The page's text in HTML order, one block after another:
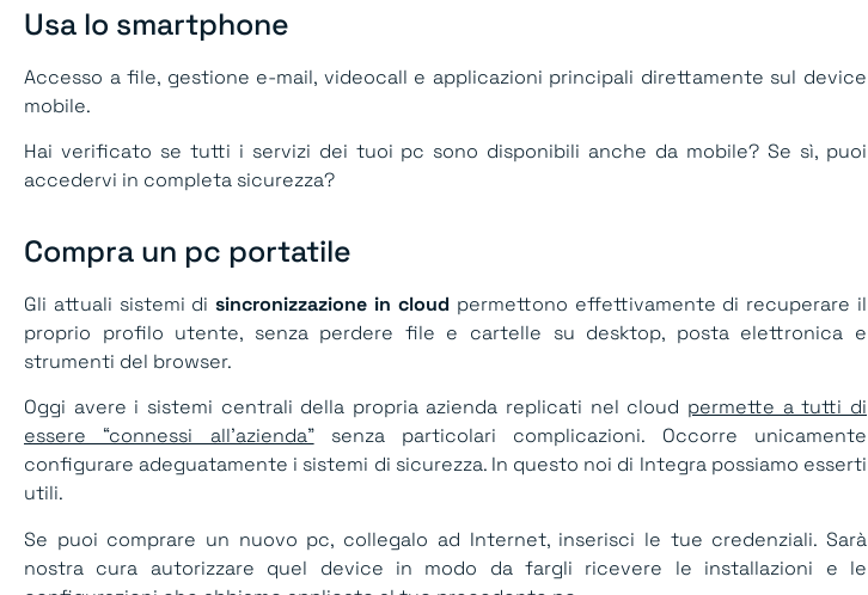
Usa lo smartphone​
Accesso a file, gestione e-mail, videocall e applicazioni principali direttamente sul device
mobile.
Hai verificato se tutti i servizi dei tuoi pc sono disponibili anche da mobile? Se sì, puoi
accedervi in completa sicurezza?
Compra un pc portatile​
Gli attuali sistemi disincronizzazione in cloudpermettono effettivamente di recuperare il
proprio profilo utente, senza perdere file e cartelle su desktop, posta elettronica e
strumenti del browser.
Oggi avere i sistemi centrali della propria azienda replicati nel cloud permette a tutti di
essere “connessi all’azienda”senza particolari complicazioni. Occorre unicamente
configurare adeguatamente i sistemi di sicurezza. In questo noi di Integra possiamo esserti
utili.
Se puoi comprare un nuovo pc, collegalo ad Internet, inserisci le tue credenziali. Sarà
nostra cura autorizzare quel device in modo da fargli ricevere le installazioni e le